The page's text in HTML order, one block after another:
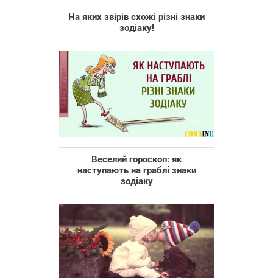
На яких звірів схожі різні знаки
зодіаку!
Веселий гороскоп: як
наступають на граблі знаки
зодіаку